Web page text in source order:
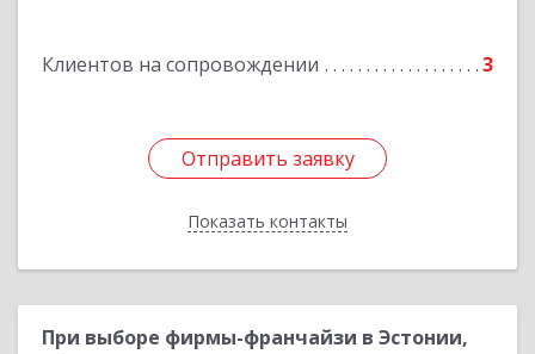
Клиентов на сопровождении 3
Отправить заявку
Показать контакты
Отправить заявку
Назад
При выборе фирмы-франчайзи в Эстонии,